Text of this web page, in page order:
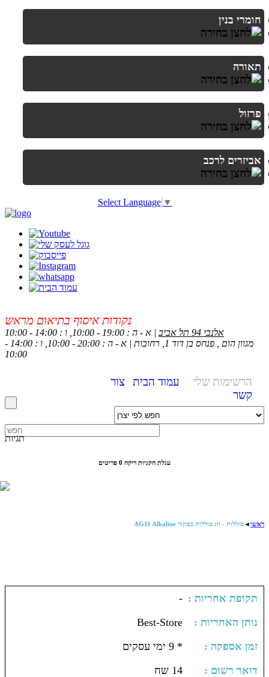
חומרי בנין
תאורה
פרזול
אביזרים לרכב
Select Language ▼
נקודות איסוף בתיאום מראש
אלנבי 94 תל אביב
| א - ה : 19:00 - 10:00, ו : 14:00 - 10:00
מגוון הום , פנחס בן דוד 1, רחובות | א - ה : 20:00 - 10:00, ו : 14:00 -
10:00
הרשימות שלי עמוד הבית
צור
קשר
תגיות
עגלת הקניות ריקה 0 פריטים
ראשי◄סוללות - זוג סוללות כפתור AG11 Alkaline
: תקופת אחריות
-
: נותן האחריות
Best-Store
: זמן אספקה
* 9 ימי עסקים
: דואר רשום
14 שח